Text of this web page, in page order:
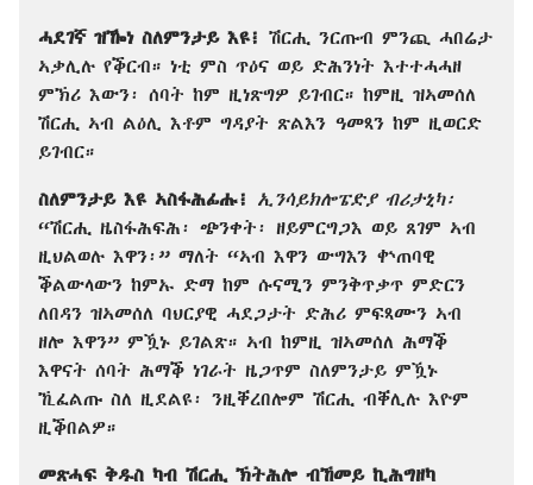
ሓደገኛ ዝዀነ ስለምንታይ እዩ፧
ሽርሒ ንርጡብ ምንጪ ሓበሬታ
ኣቃሊሉ የቕርብ። ነቲ ምስ ጥዕና ወይ ድሕንነት እተተሓሓዘ
ምኽሪ እውን፡ ሰባት ከም ዚነጽግዎ ይገብር። ከምዚ ዝኣመሰለ
ሽርሒ ኣብ ልዕሊ እቶም ግዳያት ጽልእን ዓመጻን ከም ዚወርድ
ይገብር።
ስለምንታይ እዩ ኣስፋሕፊሑ፧
ኢንሳይክሎፔድያ ብሪታኒካ፡
“ሽርሒ ዜስፋሕፍሕ፡ ጭንቀት፡ ዘይምርግጋእ ወይ ጸገም ኣብ
ዚህልወሉ እዋን፡” ማለት “ኣብ እዋን ውግእን ቍጠባዊ
ቕልውላውን ከምኡ ድማ ከም ሱናሚን ምንቅጥቃጥ ምድርን
ለበዳን ዝኣመሰለ ባህርያዊ ሓደጋታት ድሕሪ ምፍጻሙን ኣብ
ዘሎ እዋን” ምዃኑ ይገልጽ። ኣብ ከምዚ ዝኣመሰለ ሕማቕ
እዋናት ሰባት ሕማቕ ነገራት ዜጋጥም ስለምንታይ ምዃኑ
ኺፈልጡ ስለ ዚደልዩ፡ ንዚቐረበሎም ሽርሒ ብቐሊሉ እዮም
ዚቕበልዎ።
መጽሓፍ ቅዱስ ካብ ሽርሒ ኽትሕሎ ብኸመይ ኪሕግዘካ